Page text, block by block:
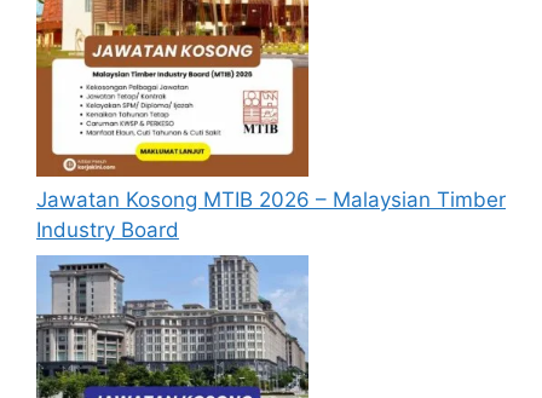
sekiranya tempoh permohonan masih
sah.
Sebelum membuat permohonan sila
pastikan anda login/register
mengisi segala maklumat yang diminta
dengan lengkap dan tepat.
Perlu diingatkan, hanya pemohon yang
layak sahaja akan dipanggil ke
temuduga. Sila lengkapkan dan
kemaskini maklumat anda yang telah
didaftarkan. Permohonan yang tidak
menerima sebarang jawapan selepas
bulandari tarikh iklan ditutup hendaklah
Jawatan Kosong MTIB 2026 – Malaysian Timber
Industry Board